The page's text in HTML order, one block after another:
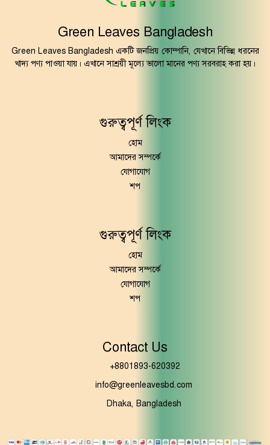
Green Leaves Bangladesh
Green Leaves Bangladesh একটি জনপ্রিয় কোম্পানি, যেখানে বিভিন্ন ধরনের
খাদ্য পণ্য পাওয়া যায়। এখানে সাশ্রয়ী মূল্যে ভালো মানের পণ্য সরবরাহ করা হয়।
গুরুত্বপূর্ণ লিংক
হোম
আমাদের সম্পর্কে
যোগাযোগ
শপ
গুরুত্বপূর্ণ লিংক
হোম
আমাদের সম্পর্কে
যোগাযোগ
শপ
Contact Us
+8801893-620392
info@greenleavesbd.com
Dhaka, Bangladesh